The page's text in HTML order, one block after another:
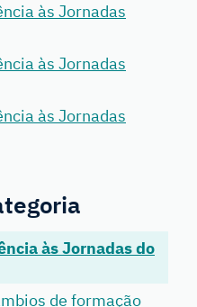
às Jornadas
às Jornadas
às Jornadas
às Jornadas do
de formação